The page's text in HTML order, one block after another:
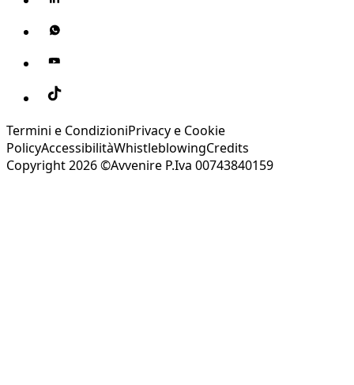
Termini e CondizioniPrivacy e Cookie
PolicyAccessibilitàWhistleblowingCredits
Copyright 2026 ©Avvenire P.Iva 00743840159